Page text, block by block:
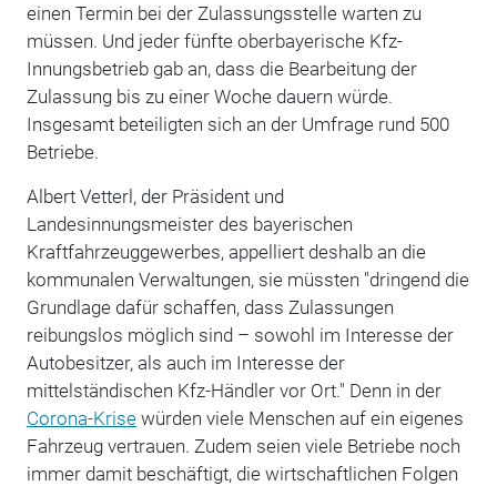
einen Termin bei der Zulassungsstelle warten zu
müssen. Und jeder fünfte oberbayerische Kfz-
Innungsbetrieb gab an, dass die Bearbeitung der
Zulassung bis zu einer Woche dauern würde.
Insgesamt beteiligten sich an der Umfrage rund 500
Betriebe.
Albert Vetterl, der Präsident und
Landesinnungsmeister des bayerischen
Kraftfahrzeuggewerbes, appelliert deshalb an die
kommunalen Verwaltungen, sie müssten "dringend die
Grundlage dafür schaffen, dass Zulassungen
reibungslos möglich sind – sowohl im Interesse der
Autobesitzer, als auch im Interesse der
mittelständischen Kfz-Händler vor Ort." Denn in der
Corona-Krisewürden viele Menschen auf ein eigenes
Fahrzeug vertrauen. Zudem seien viele Betriebe noch
immer damit beschäftigt, die wirtschaftlichen Folgen